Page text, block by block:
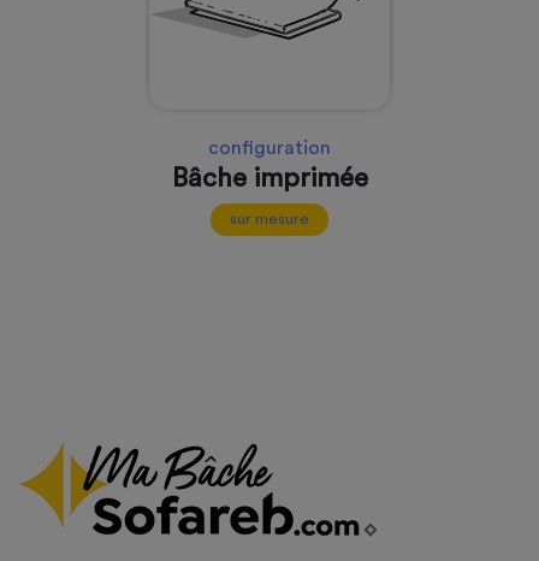
configuration
Bâche imprimée
sur mesure